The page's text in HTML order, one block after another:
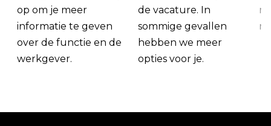
op om je meer
informatie te geven
over de functie en de
werkgever.
de vacature. In
sommige gevallen
hebben we meer
opties voor je.